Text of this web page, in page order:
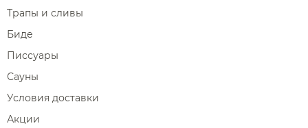
Трапы и сливы
Биде
Писсуары
Сауны
Условия доставки
Акции